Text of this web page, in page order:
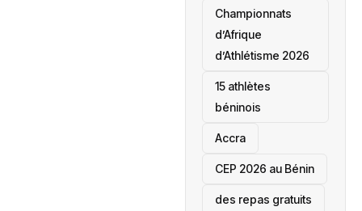
‎Championnats
d’Afrique
d’Athlétisme 2026
15 athlètes
béninois
Accra
‎CEP 2026 au Bénin
des repas gratuits